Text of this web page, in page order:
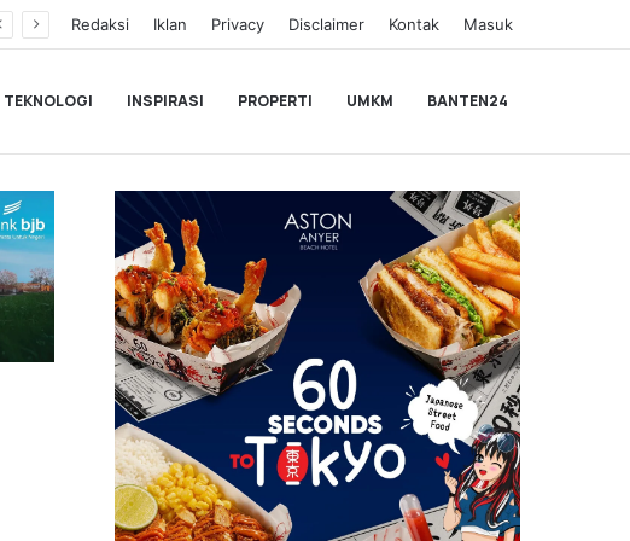
Redaksi Iklan Privacy Disclaimer Kontak Masuk
TEKNOLOGI INSPIRASI PROPERTI UMKM BANTEN24